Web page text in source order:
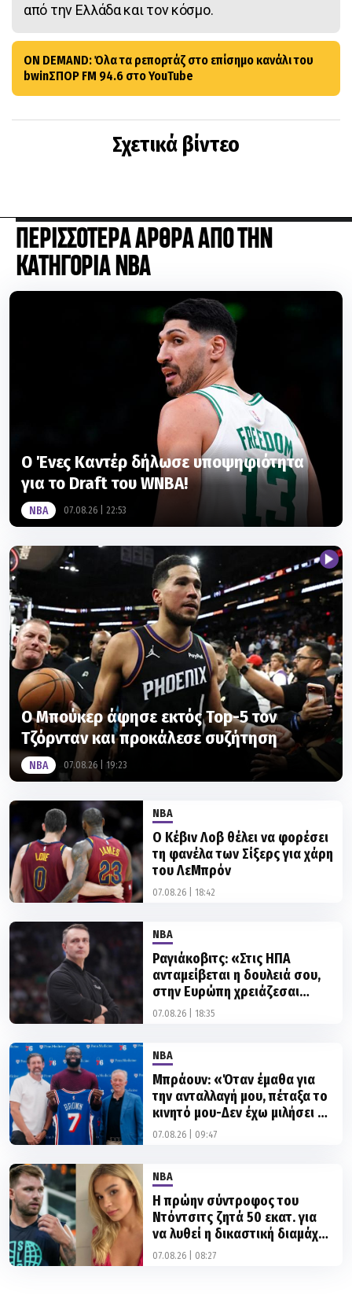
από την Ελλάδα και τον κόσμο.
ON DEMAND: Όλα τα ρεπορτάζ στο επίσημο κανάλι του
bwinΣΠΟΡ FM 94.6 στο YouTube
Σχετικά βίντεο
ΠΕΡΙΣΣΟΤΕΡΑ ΑΡΘΡΑ ΑΠΟ ΤΗΝ
ΚΑΤΗΓΟΡΙΑ NBA
Ο Ένες Καντέρ δήλωσε υποψηφιότητα
για το Draft του WNBA!
NBA 07.08.26 | 22:53
Ο Μπούκερ άφησε εκτός Top-5 τον
Τζόρνταν και προκάλεσε συζήτηση
NBA 07.08.26 | 19:23
NBA
Ο Κέβιν Λοβ θέλει να φορέσει
τη φανέλα των Σίξερς για χάρη
του ΛεΜπρόν
07.08.26 | 18:42
NBA
Ραγιάκοβιτς: «Στις ΗΠΑ
ανταμείβεται η δουλειά σου,
στην Ευρώπη χρειάζεσαι
γνωριμίες για να βρεις
07.08.26 | 18:35
NBA
Μπράουν: «Όταν έμαθα για
την ανταλλαγή μου, πέταξα το
κινητό μου-Δεν έχω μιλήσει με
Τέιτουμ»
07.08.26 | 09:47
NBA
Η πρώην σύντροφος του
Ντόντσιτς ζητά 50 εκατ. για
να λυθεί η δικαστική διαμάχη
για την επιμέλεια των παιδιών
07.08.26 | 08:27